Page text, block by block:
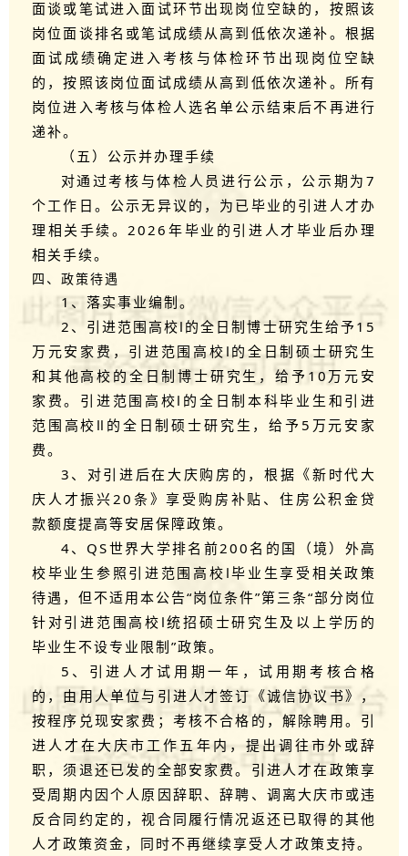
面谈或笔试进入面试环节出现岗位空缺的，按照该
岗位面谈排名或笔试成绩从高到低依次递补。根据
面试成绩确定进入考核与体检环节出现岗位空缺
的，按照该岗位面试成绩从高到低依次递补。所有
岗位进入考核与体检人选名单公示结束后不再进行
递补。
（五）公示并办理手续
对通过考核与体检人员进行公示，公示期为7
个工作日。公示无异议的，为已毕业的引进人才办
理相关手续。2026年毕业的引进人才毕业后办理
相关手续。
四、政策待遇
1、落实事业编制。
2、引进范围高校Ⅰ的全日制博士研究生给予15
万元安家费，引进范围高校Ⅰ的全日制硕士研究生
和其他高校的全日制博士研究生，给予10万元安
家费。引进范围高校Ⅰ的全日制本科毕业生和引进
范围高校Ⅱ的全日制硕士研究生，给予5万元安家
费。
3、对引进后在大庆购房的，根据《新时代大
庆人才振兴20条》享受购房补贴、住房公积金贷
款额度提高等安居保障政策。
4、 QS世界大学排名前200名的国（境）外高
校毕业生参照引进范围高校Ⅰ毕业生享受相关政策
待遇，但不适用本公告“岗位条件”第三条“部分岗位
针对引进范围高校Ⅰ统招硕士研究生及以上学历的
毕业生不设专业限制”政策。
5、引进人才试用期一年，试用期考核合格
的，由用人单位与引进人才签订《诚信协议书》，
按程序兑现安家费；考核不合格的，解除聘用。引
进人才在大庆市工作五年内，提出调往市外或辞
职，须退还已发的全部安家费。引进人才在政策享
受周期内因个人原因辞职、辞聘、调离大庆市或违
反合同约定的，视合同履行情况返还已取得的其他
人才政策资金，同时不再继续享受人才政策支持。